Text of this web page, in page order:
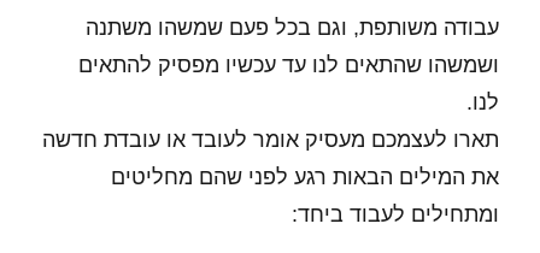
עבודה משותפת, וגם בכל פעם שמשהו משתנה
ושמשהו שהתאים לנו עד עכשיו מפסיק להתאים
לנו.
תארו לעצמכם מעסיק אומר לעובד או עובדת חדשה
את המילים הבאות רגע לפני שהם מחליטים
ומתחילים לעבוד ביחד: